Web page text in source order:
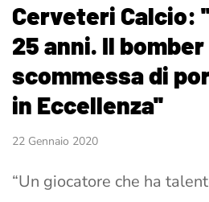
Cerveteri Calcio:
25 anni. Il
scommessa di
in Eccellenza''
22 Gennaio 2020
“Un giocatore che ha